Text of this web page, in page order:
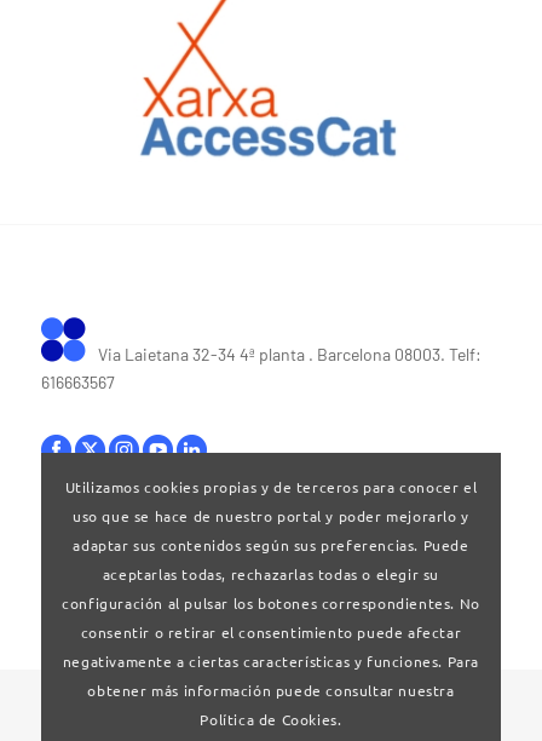
Via Laietana 32-34 4ª planta . Barcelona 08003. Telf:
616663567
Bases legales|Política de privacitat
© 2024 Clúster Audiovisual de Catalunya
Utilizamos cookies propias y de terceros para conocer el
uso que se hace de nuestro portal y poder mejorarlo y
adaptar sus contenidos según sus preferencias. Puede
aceptarlas todas, rechazarlas todas o elegir su
configuración al pulsar los botones correspondientes. No
consentir o retirar el consentimiento puede afectar
negativamente a ciertas características y funciones. Para
obtener más información puede consultar nuestra
Política de Cookies.